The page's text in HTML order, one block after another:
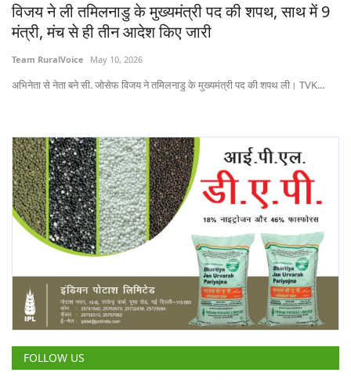
विजय ने ली तमिलनाडु के मुख्यमंत्री पद की शपथ, साथ में 9
मंत्री, मंच से ही तीन आदेश किए जारी
Team RuralVoice May 10, 2026
अभिनेता से नेता बने सी. जोसेफ विजय ने तमिलनाडु के मुख्यमंत्री पद की शपथ ली। TVK...
FOLLOW US